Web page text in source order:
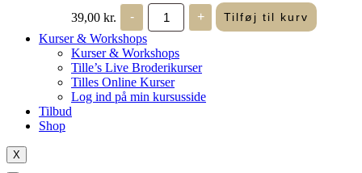
39,00 kr. -
John
James
-
Perlenåle
Krumme
10
antal
+ Tilføj til kurv
Kurser & Workshops
Kurser & Workshops
Tille’s Live Broderikurser
Tilles Online Kurser
Log ind på min kursusside
Tilbud
Shop
X